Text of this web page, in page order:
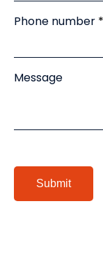
Phone number
Message
Submit